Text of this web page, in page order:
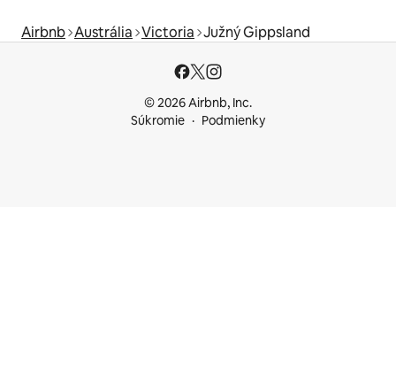
Airbnb Austrália Victoria Južný Gippsland
© 2026 Airbnb, Inc.
Súkromie
Podmienky